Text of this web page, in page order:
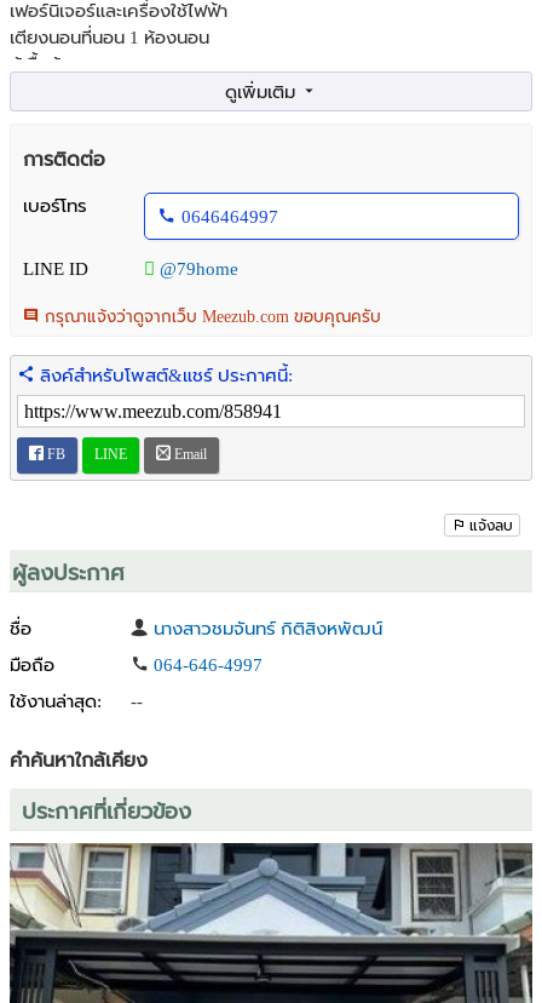
เฟอร์นิเจอร์และเครื่องใช้ไฟฟ้า
เตียงนอนที่นอน 1 ห้องนอน
ตู้เสื้อผ้า
แอร์ 1 เครื่อง
สถานที่ใกล้เคียง
โฮมโปร
เซนโยเซฟ
หาดแสงจันทร์
บ้านตะวัน
รหัสทรัพย์ 7969132
สนใจ / สอบถาม / นัดดูบ้าน ติดต่อมาเลยคร้า
โทร: 064-6464997 /091-7979549
การติดต่อ
เบอร์โทร
0646464997
LINE ID @79home
กรุณาแจ้งว่าดูจากเว็บ Meezub.com ขอบคุณครับ
ลิงค์สำหรับโพสต์&แชร์ ประกาศนี้:
FB LINE Email
แจ้งลบ
ผู้ลงประกาศ
ชื่อ
นางสาวชมจันทร์ กิติสิงหพัฒน์
มือถือ
064-646-4997
ใช้งานล่าสุด:
--
คำค้นหาใกล้เคียง
ประกาศที่เกี่ยวข้อง